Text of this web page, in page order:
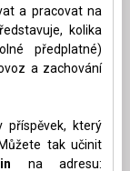
a pracovat na
kolika
předplatné)
a zachování
příspěvek, který
tak učinit
na adresu: